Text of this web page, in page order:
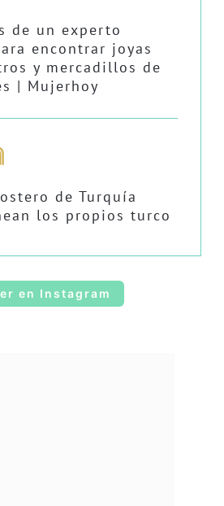
de un experto
encontrar joyas
y mercadillos de
| Mujerhoy
de Turquía
los propios turco
en Instagram